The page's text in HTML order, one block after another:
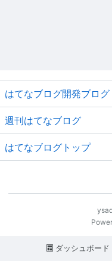
はてなブログ開発ブログ
週刊はてなブログ
はてなブログトップ
ダッシュボード